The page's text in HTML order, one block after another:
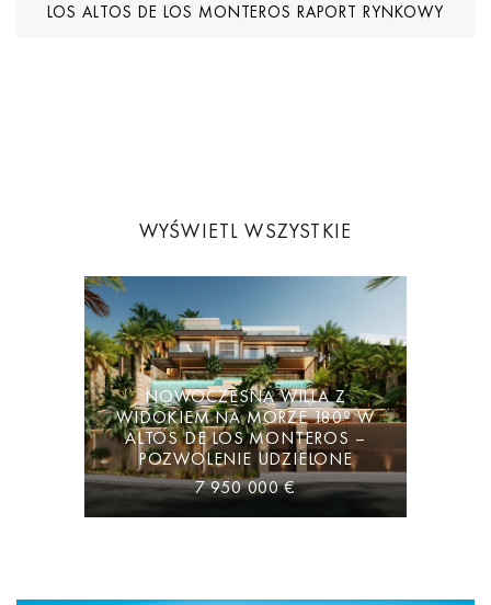
LOS ALTOS DE LOS MONTEROS RAPORT RYNKOWY
WYŚWIETL WSZYSTKIE
NOWOCZESNA WILLA Z
WIDOKIEM NA MORZE 180º W
ALTOS DE LOS MONTEROS –
POZWOLENIE UDZIELONE
7 950 000 €